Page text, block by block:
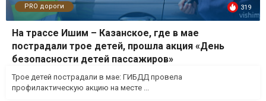
PRO дороги 319
На трассе Ишим – Казанское, где в мае
пострадали трое детей, прошла акция «День
безопасности детей пассажиров»
Трое детей пострадали в мае: ГИБДД провела
профилактическую акцию на месте ...